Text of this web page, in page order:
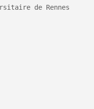
de Rennes